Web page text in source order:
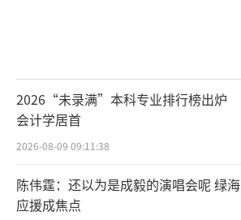
2026“未录满”本科专业排行榜出炉
会计学居首
2026-08-09 09:11:38
陈伟霆：还以为是成毅的演唱会呢 绿海
应援成焦点